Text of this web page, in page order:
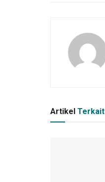
Artikel Terkait